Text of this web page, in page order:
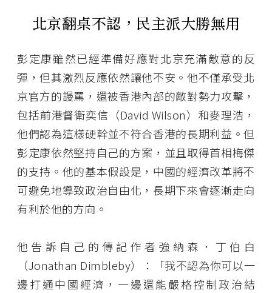
北京翻桌不認，民主派大勝無用
彭定康雖然已經準備好應對北京充滿敵意的反
彈，但其激烈反應依然讓他不安。他不僅承受北
京官方的謾罵，還被香港內部的敵對勢力攻擊，
包括前港督衛奕信（David Wilson）和麥理浩，
他們認為這樣硬幹並不符合香港的長期利益。但
彭定康依然堅持自己的方案，並且取得首相梅傑
的支持。他的基本假設是，中國的經濟改革將不
可避免地導致政治自由化，長期下來會逐漸走向
有利於他的方向。
他告訴自己的傳記作者強納森．丁伯白
（Jonathan Dimbleby）：「我不認為你可以一
邊打通中國經濟，一邊還能嚴格控制政治結